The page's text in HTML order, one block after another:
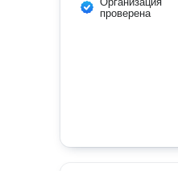
проверена